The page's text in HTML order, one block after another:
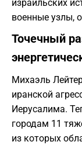
израильских
военные узлы,
Точечный
Михаэль
иранской
Иерусалима.
городам 11
из которых